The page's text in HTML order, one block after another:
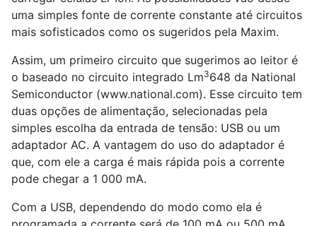
uma simples fonte de corrente constante até circuitos
mais sofisticados como os sugeridos pela Maxim.
Assim, um primeiro circuito que sugerimos ao leitor é
o baseado no circuito integrado Lm3648 da National
Semiconductor (www.national.com). Esse circuito tem
duas opções de alimentação, selecionadas pela
simples escolha da entrada de tensão: USB ou um
adaptador AC. A vantagem do uso do adaptador é
que, com ele a carga é mais rápida pois a corrente
pode chegar a 1 000 mA.
Com a USB, dependendo do modo como ela é